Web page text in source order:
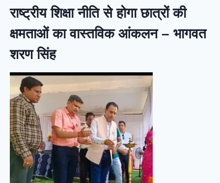
राष्ट्रीय शिक्षा नीति से होगा छात्रों की
क्षमताओं का वास्तविक आंकलन – भागवत
शरण सिंह